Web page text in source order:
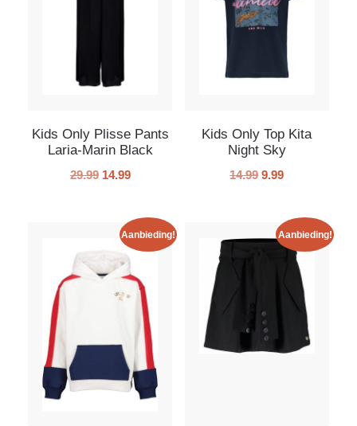
Kids Only Plisse Pants
Laria-Marin Black
29.99 14.99
Kids Only Top Kita
Night Sky
14.99 9.99
Aanbieding! Aanbieding!